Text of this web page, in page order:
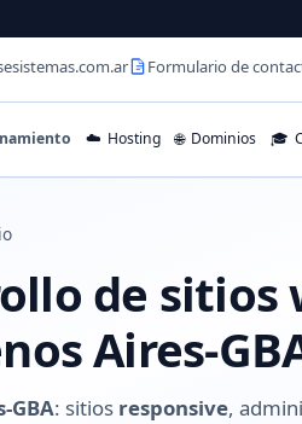
Formulario de
☁️ Hosting 🌐 Dominios 🎓
de sitios
Aires-
GBA: sitios responsive,